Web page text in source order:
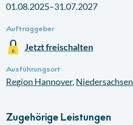
01.08.2025–31.07.2027
Auftraggeber
Jetzt freischalten
Ausführungsort
Region Hannover, Niedersachsen
Zugehörige Leistungen